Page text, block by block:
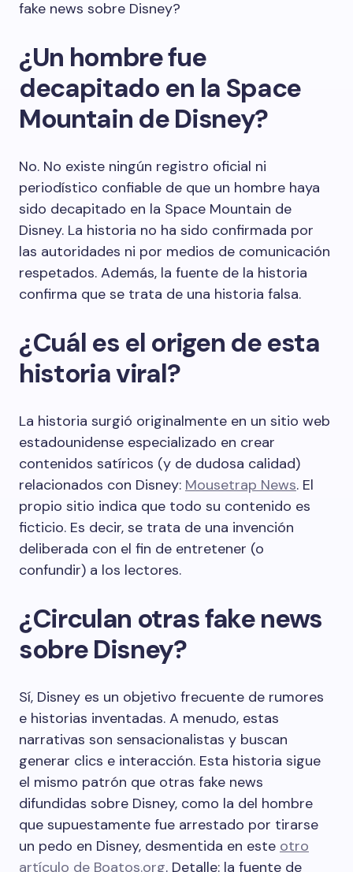
fake news sobre Disney?
¿Un hombre fue
decapitado en la Space
Mountain de Disney?
No. No existe ningún registro oficial ni
periodístico confiable de que un hombre haya
sido decapitado en la Space Mountain de
Disney. La historia no ha sido confirmada por
las autoridades ni por medios de comunicación
respetados. Además, la fuente de la historia
confirma que se trata de una historia falsa.
¿Cuál es el origen de esta
historia viral?
La historia surgió originalmente en un sitio web
estadounidense especializado en crear
contenidos satíricos (y de dudosa calidad)
relacionados con Disney: Mousetrap News. El
propio sitio indica que todo su contenido es
ficticio. Es decir, se trata de una invención
deliberada con el fin de entretener (o
confundir) a los lectores.
¿Circulan otras fake news
sobre Disney?
Sí, Disney es un objetivo frecuente de rumores
e historias inventadas. A menudo, estas
narrativas son sensacionalistas y buscan
generar clics e interacción. Esta historia sigue
el mismo patrón que otras fake news
difundidas sobre Disney, como la del hombre
que supuestamente fue arrestado por tirarse
un pedo en Disney, desmentida en este otro
artículo de Boatos.org. Detalle: la fuente de